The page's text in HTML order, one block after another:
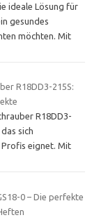
ideale Lösung für
gesundes
möchten. Mit
R18DD3-215S:
R18DD3-
sich
eignet. Mit
0 – Die perfekte